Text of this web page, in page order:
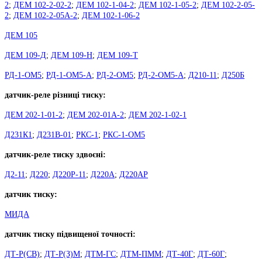
2; ДЕМ 102-2-02-2; ДЕМ 102-1-04-2; ДЕМ 102-1-05-2; ДЕМ 102-2-05-
2; ДЕМ 102-2-05А-2; ДЕМ 102-1-06-2
ДЕМ 105
ДЕМ 109-Д; ДЕМ 109-Н; ДЕМ 109-Т
РД-1-ОМ5; РД-1-ОМ5-А; РД-2-ОМ5; РД-2-ОМ5-А; Д210-11 ; Д250Б
датчик-реле різниці тиску:
ДЕМ 202-1-01-2; ДЕМ 202-01А-2; ДЕМ 202-1-02-1
Д231К1 ; Д231В-01 ; РКС-1 ; РКС-1-ОМ5
датчик-реле тиску здвоєні:
Д2-11 ; Д220; Д220Р-11 ; Д220А; Д220АР
датчик тиску:
МИДА
датчик тиску підвищеної точності:
ДТ-Р(СВ); ДТ-Р(З)М; ДТМ-ГС; ДТМ-ПММ; ДТ-40Г; ДТ-60Г;